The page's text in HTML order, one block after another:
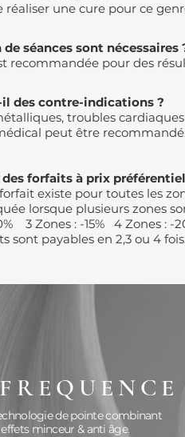
une cure pour ce
séances sont nécessaires
recommandée pour des
il des contre-indications ?
troubles
peut être
forfaits à prix
existe pour toutes les
lorsque plusieurs zones
3 Zones : -15% 4 Zones : -
sont payables en 2,3 ou 4
de pointe combinant
effets minceur & anti âge.